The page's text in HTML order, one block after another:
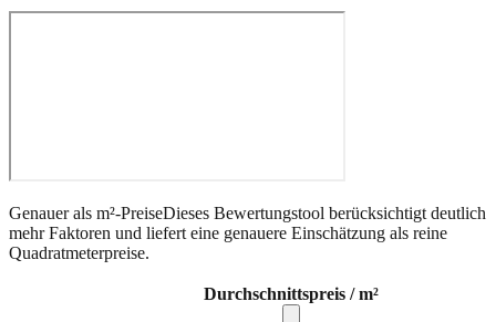
Genauer als m²-PreiseDieses Bewertungstool berücksichtigt deutlich
mehr Faktoren und liefert eine genauere Einschätzung als reine
Quadratmeterpreise.
Durchschnittspreis / m²